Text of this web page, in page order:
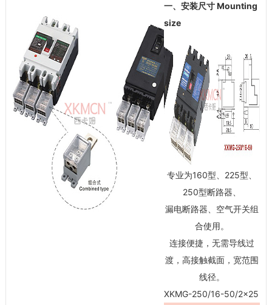
一、安装尺寸 Mounting
size
专业为160型、225型、
250型断路器、
漏电断路器、空气开关组
合使用。
连接便捷，无需导线过
渡，高接触截面，宽范围
线径。
XKMG-250/16-50/2×25